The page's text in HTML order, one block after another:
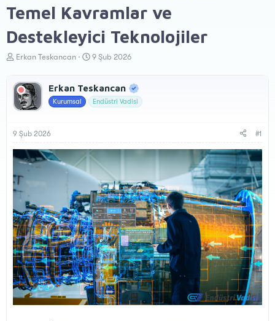
Temel Kavramlar ve
Destekleyici Teknolojiler
K
u
y
u
a
l
t
a
Erkan Teskancan
B
l
a
t
a
r
i
h
i
9 Şub 2026
Erkan Teskancan
Kurumsal Endüstri Vadisi
9 Şub 2026 #1